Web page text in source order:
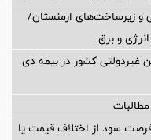
و زیرساخت‌های ارمنستان/
و برق
غیردولتی کشور در بیمه دی
فرصت سود از اختلاف قیمت یا